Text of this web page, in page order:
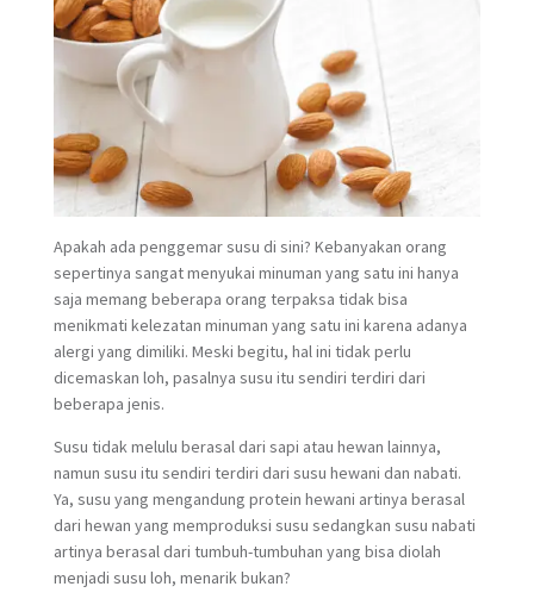
Apakah ada penggemar susu di sini? Kebanyakan orang
sepertinya sangat menyukai minuman yang satu ini hanya
saja memang beberapa orang terpaksa tidak bisa
menikmati kelezatan minuman yang satu ini karena adanya
alergi yang dimiliki. Meski begitu, hal ini tidak perlu
dicemaskan loh, pasalnya susu itu sendiri terdiri dari
beberapa jenis.
Susu tidak melulu berasal dari sapi atau hewan lainnya,
namun susu itu sendiri terdiri dari susu hewani dan nabati.
Ya, susu yang mengandung protein hewani artinya berasal
dari hewan yang memproduksi susu sedangkan susu nabati
artinya berasal dari tumbuh-tumbuhan yang bisa diolah
menjadi susu loh, menarik bukan?